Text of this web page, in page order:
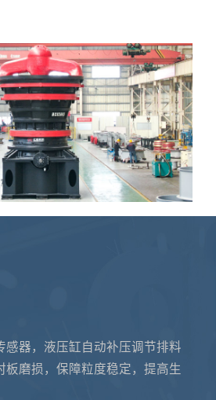
感器，液压缸自动补压调节排料
板磨损，保障粒度稳定，提高生